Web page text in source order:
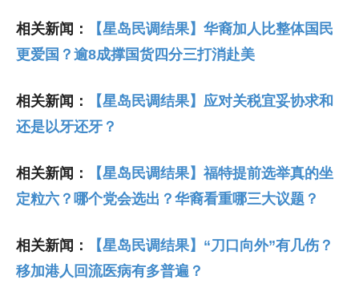
相关新闻：
【星岛民调结果】华裔加人比整体国民
更爱国？逾8成撑国货四分三打消赴美
相关新闻：
【星岛民调结果】应对关税宜妥协求和
还是以牙还牙？
相关新闻：
【星岛民调结果】福特提前选举真的坐
定粒六？哪个党会选出？华裔看重哪三大议题？
相关新闻：
【星岛民调结果】“刀口向外”有几伤？
移加港人回流医病有多普遍？